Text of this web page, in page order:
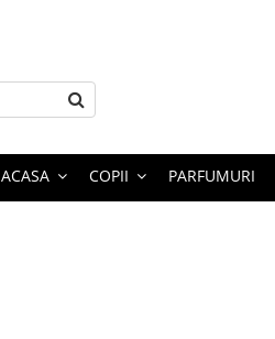
ACASA COPII PARFUMURI